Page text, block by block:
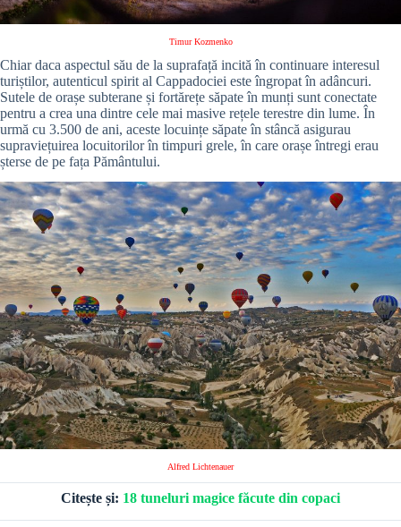
Timur Kozmenko
Chiar daca aspectul său de la suprafață incită în continuare interesul
turiștilor, autenticul spirit al Cappadociei este îngropat în adâncuri.
Sutele de orașe subterane și fortărețe săpate în munți sunt conectate
pentru a crea una dintre cele mai masive rețele terestre din lume. În
urmă cu 3.500 de ani, aceste locuințe săpate în stâncă asigurau
supraviețuirea locuitorilor în timpuri grele, în care orașe întregi erau
șterse de pe fața Pământului.
Alfred Lichtenauer
Citește și: 18 tuneluri magice făcute din copaci